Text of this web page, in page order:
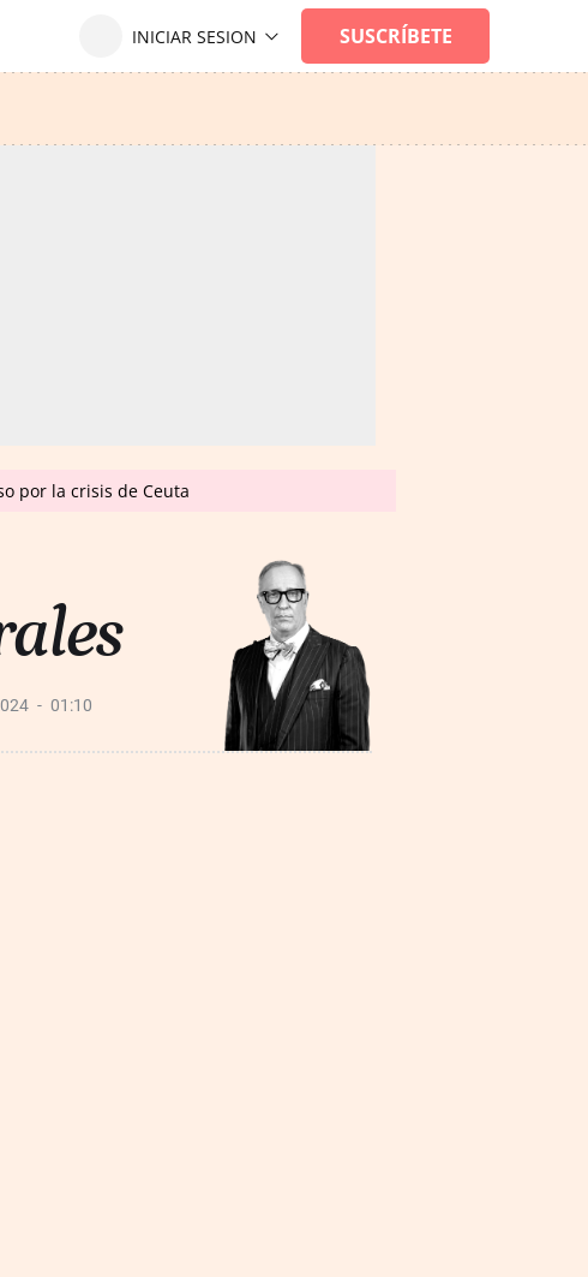
por la crisis de Ceuta
01:10